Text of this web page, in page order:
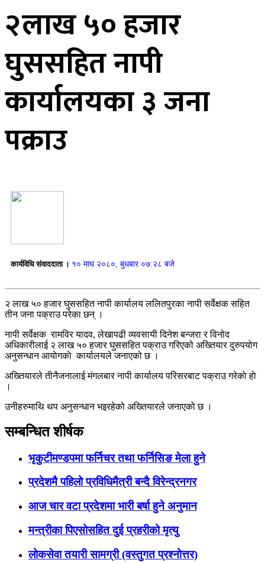
२लाख ५० हजार
घुससहित नापी
कार्यालयका ३ जना
पक्राउ
कार्यविधि संवाददाता । १० माघ २०८०, बुधबार ०७:२८ बजे
२ लाख ५० हजार घुससहित नापी कार्यालय ललितपुरका नापी सर्वेक्षक सहित
तीन जना पक्राउ परेका छन् ।
नापी सर्वेक्षक रामविर यादव, लेखापढी व्यवसायी दिनेश बन्जरा र विनोद
अधिकारीलाई २ लाख ५० हजार घुससहित पक्राउ गरिएको अख्तियार दुरुपयोग
अनुसन्धान आयाेगकाे कार्यालयले जनाएको छ ।
अख्तियारले तीनैजनालाई मंगलबार नापी कार्यालय परिसरबाट पक्राउ गरेकाे हाे
।
उनीहरुमाथि थप अनुसन्धान भइरहेको अख्तियारले जनाएको छ ।
सम्बन्धित शीर्षक
भृकुटीमण्डपमा फर्निचर तथा फर्निसिङ मेला हुने
प्रदेशमै पहिलो प्रविधिमैत्री बन्दै विरेन्द्रनगर
आज चार वटा प्रदेशमा भारी बर्षा हुने अनुमान
मन्त्रीका पिएसोसहित दुई प्रहरीको मृत्यु
लोकसेवा तयारी सामग्री (वस्तुगत प्रश्नोत्तर)